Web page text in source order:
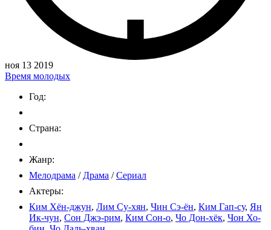
ноя 13 2019
Время молодых
Год:
Страна:
Жанр:
Мелодрама / Драма /Сериал
Актеры:
Ким Хён-джун, Лим Су-хян, Чин Сэ-ён, Ким Гап-су, Ян
Ик-чун, Сон Джэ-рим, Ким Сон-о, Чо Дон-хёк, Чон Хо-